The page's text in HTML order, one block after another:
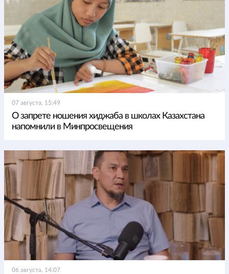
07 августа, 15:49
О запрете ношения хиджаба в школах Казахстана
напомнили в Минпросвещения
06 августа, 14:07